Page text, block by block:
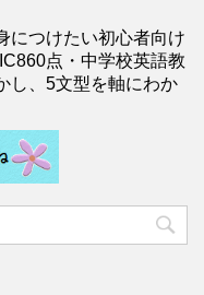
につけたい初心者向け
点・中学校英語教
し、5文型を軸にわか